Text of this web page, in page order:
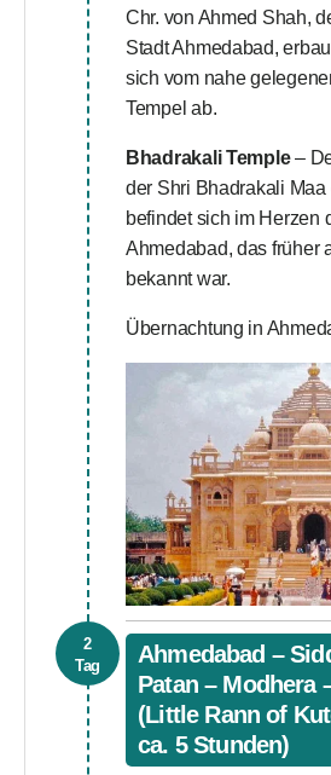
Chr. von Ahmed Shah,
Stadt Ahmedabad,
sich vom nahe
Tempel ab.
Bhadrakali Temple–
der Shri Bhadrakali Maa
befindet sich im Herzen
Ahmedabad, das früher
bekannt war.
Übernachtung in
2
Tag
Ahmedabad –
Patan – Modhera
(Little Rann of
ca. 5 Stunden)